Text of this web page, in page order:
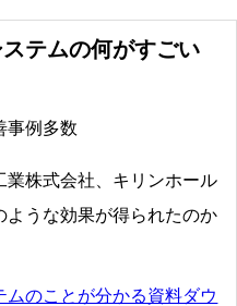
テムの何がすごい
事例多数
業株式会社、キリンホール
ような効果が得られたのか
のことが分かる資料ダウ